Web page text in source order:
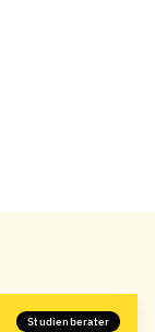
Studienberater